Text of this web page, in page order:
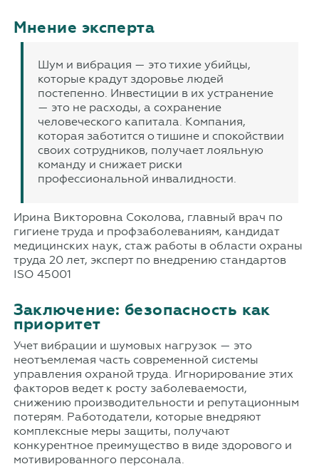
Мнение эксперта
Шум и вибрация — это тихие убийцы,
которые крадут здоровье людей
постепенно. Инвестиции в их устранение
— это не расходы, а сохранение
человеческого капитала. Компания,
которая заботится о тишине и спокойствии
своих сотрудников, получает лояльную
команду и снижает риски
профессиональной инвалидности.
Ирина Викторовна Соколова, главный врач по
гигиене труда и профзаболеваниям, кандидат
медицинских наук, стаж работы в области охраны
труда 20 лет, эксперт по внедрению стандартов
ISO 45001
Заключение: безопасность как
приоритет
Учет вибрации и шумовых нагрузок — это
неотъемлемая часть современной системы
управления охраной труда. Игнорирование этих
факторов ведет к росту заболеваемости,
снижению производительности и репутационным
потерям. Работодатели, которые внедряют
комплексные меры защиты, получают
конкурентное преимущество в виде здорового и
мотивированного персонала.